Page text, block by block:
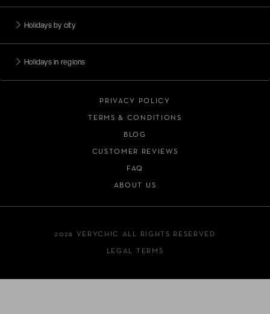
Holidays by city
Holidays in regions
PRIVACY POLICY
TERMS & CONDITIONS
BLOG
CUSTOMER REVIEWS
FAQ
ABOUT US
2026 VERYCHIC ALL RIGHTS RESERVED
LEGAL TERMS